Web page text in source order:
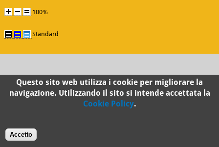
100%
Standard
Questo sito web utilizza i cookie per migliorare la
navigazione. Utilizzando il sito si intende accettata la
Cookie Policy.
Accetto